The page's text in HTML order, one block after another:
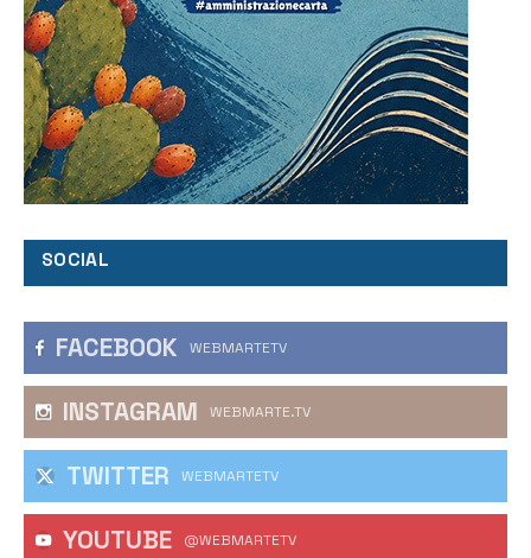
SOCIAL
FACEBOOK WEBMARTETV
INSTAGRAM WEBMARTE.TV
TWITTER WEBMARTETV
YOUTUBE @WEBMARTETV